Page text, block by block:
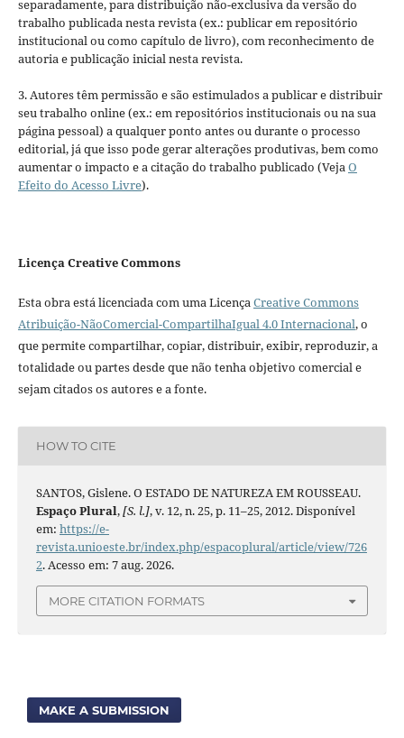
separadamente, para distribuição não-exclusiva da versão do
trabalho publicada nesta revista (ex.: publicar em repositório
institucional ou como capítulo de livro), com reconhecimento de
autoria e publicação inicial nesta revista.
3. Autores têm permissão e são estimulados a publicar e distribuir
seu trabalho online (ex.: em repositórios institucionais ou na sua
página pessoal) a qualquer ponto antes ou durante o processo
editorial, já que isso pode gerar alterações produtivas, bem como
aumentar o impacto e a citação do trabalho publicado (VejaO
Efeito do Acesso Livre).
Licença Creative Commons
Esta obra está licenciada com uma LicençaCreative Commons
Atribuição-NãoComercial-CompartilhaIgual 4.0 Internacional, o
que permite compartilhar, copiar, distribuir, exibir, reproduzir, a
totalidade ou partes desde que não tenha objetivo comercial e
sejam citados os autores e a fonte.
HOW TO CITE
SANTOS, Gislene. O ESTADO DE NATUREZA EM ROUSSEAU.
Espaço Plural,[S. l.], v. 12, n. 25, p. 11–25, 2012. Disponível
em: https://e-
revista.unioeste.br/index.php/espacoplural/article/view/726
2. Acesso em: 7 aug. 2026.
MORE CITATION FORMATS
MAKE A SUBMISSION